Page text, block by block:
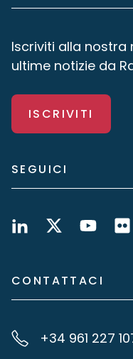
Iscriviti alla nostra
ultime notizie da
ISCRIVITI
SEGUICI
CONTATTACI
+34 961 227